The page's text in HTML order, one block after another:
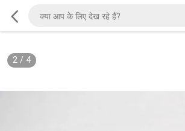
2/ 4